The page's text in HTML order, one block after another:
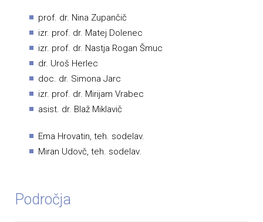
prof. dr. Nina Zupančič
izr. prof. dr. Matej Dolenec
izr. prof. dr. Nastja Rogan Šmuc
dr. Uroš Herlec
doc. dr. Simona Jarc
izr. prof. dr. Mirijam Vrabec
asist. dr. Blaž Miklavič
Ema Hrovatin, teh. sodelav.
Miran Udovč, teh. sodelav.
Področja